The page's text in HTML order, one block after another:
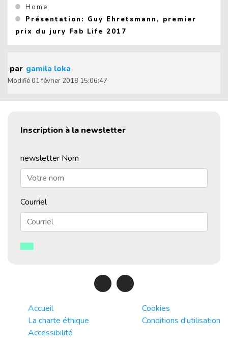
Vous êtes ici :
Home
Présentation: Guy Ehretsmann, premier
prix du jury Fab Life 2017
par gamila loka
Modifié 01 février 2018 15:06:47
Inscription à la newsletter
newsletter Nom
Courriel
Accueil
La charte éthique
Accessibilité
Cookies
Conditions d'utilisation